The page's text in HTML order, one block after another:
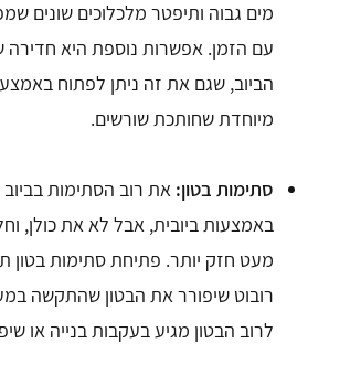
מים גבוה ותיפטר מלכלוכים שונים
עם הזמן. אפשרות נוספת היא חדירה
הביוב, שגם את זה ניתן לפתוח
מיוחדת שחותכת שורשים.
סתימות בטון: את רוב הסתימות בביוב
באמצעות ביובית, אבל לא את כולן,
מעט חזק יותר. פתיחת סתימות
רובוט שיפורר את הבטון שהתקשה
לרוב הבטון מגיע בעקבות בנייה או